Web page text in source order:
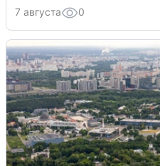
7 августа 0